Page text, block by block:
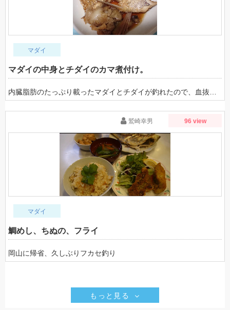
マダイ
マダイの中身とチダイのカマ煮付け。
鷲崎幸男 96 view
マダイ
鯛めし、ちぬの、フライ
岡山に帰省、久しぶりフカセ釣り
もっと見る